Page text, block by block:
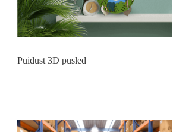
Puidust 3D pusled